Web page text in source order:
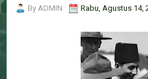
By ADMIN Rabu, Agustus 14,